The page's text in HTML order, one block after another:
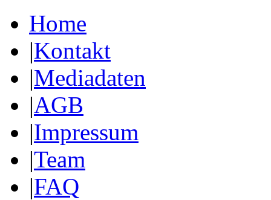
Home
|Kontakt
|Mediadaten
|AGB
|Impressum
|Team
|FAQ